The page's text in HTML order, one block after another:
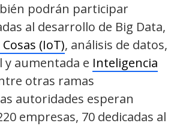
podrán participar
al desarrollo de Big Data,
(IoT), análisis de datos,
aumentada e Inteligencia
otras ramas
autoridades esperan
empresas, 70 dedicadas al